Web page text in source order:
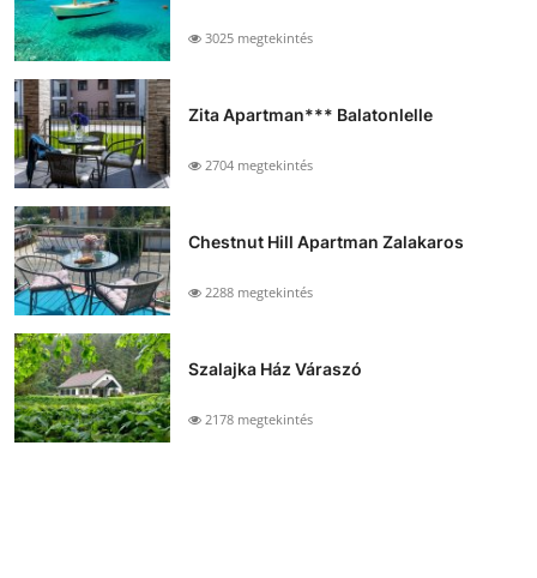
3025 megtekintés
Zita Apartman*** Balatonlelle
2704 megtekintés
Chestnut Hill Apartman Zalakaros
2288 megtekintés
Szalajka Ház Váraszó
2178 megtekintés